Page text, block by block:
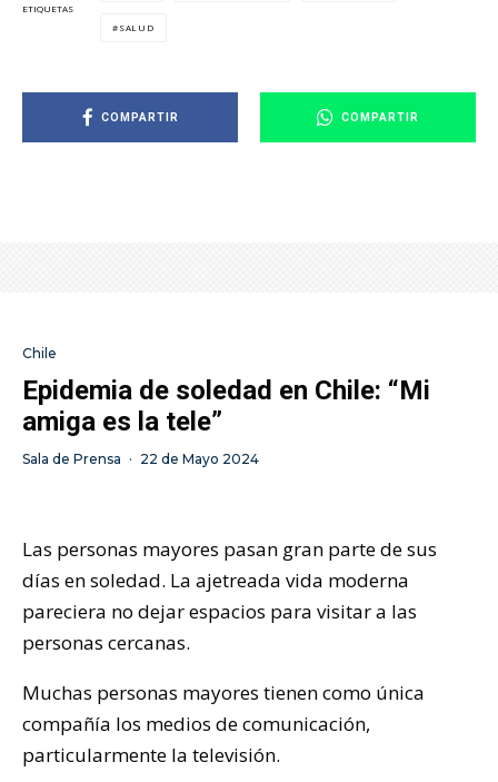
ETIQUETAS
SALUD
COMPARTIR COMPARTIR
Chile
Epidemia de soledad en Chile: “Mi
amiga es la tele”
Sala de Prensa · 22 de Mayo 2024
Las personas mayores pasan gran parte de sus
días en soledad. La ajetreada vida moderna
pareciera no dejar espacios para visitar a las
personas cercanas.
Muchas personas mayores tienen como única
compañía los medios de comunicación,
particularmente la televisión.